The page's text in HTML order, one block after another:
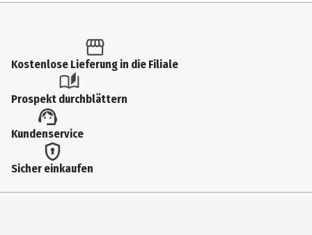
Produkttyp
Hersteller
Metzger & Mendle GmbH
Herstelleradresse
Kostenlose Lieferung in die Filiale
Prospekt durchblättern
Kundenservice
Sicher einkaufen